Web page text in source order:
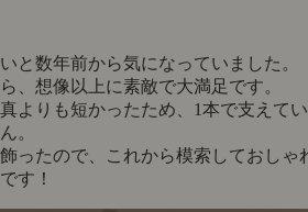
と数年前から気になっていました。
、想像以上に素敵で大満足です。
よりも短かったため、1本で支えてい
。
ったので、これから模索しておしゃ
す！